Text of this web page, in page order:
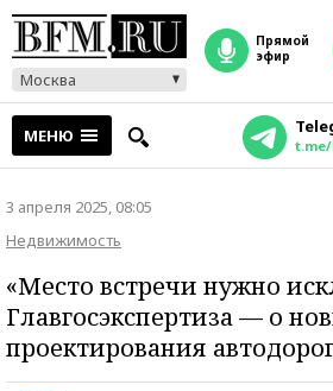
Москва
прямой
эфир
МЕНЮ t.me/
3 апреля 2025, 08:05
Недвижимость
«Место встречи нужно
Главгосэкспертиза — о
проектирования